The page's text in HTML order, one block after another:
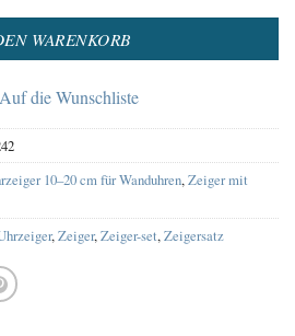
WARENKORB
Auf die Wunschliste
10–20 cm für Wanduhren,Zeiger mit
,Zeiger,Zeiger-set,Zeigersatz